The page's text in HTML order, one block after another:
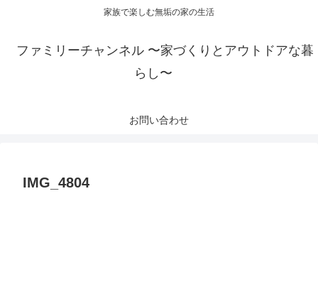
家族で楽しむ無垢の家の生活
ファミリーチャンネル 〜家づくりとアウトドアな暮
らし〜
お問い合わせ
IMG_4804